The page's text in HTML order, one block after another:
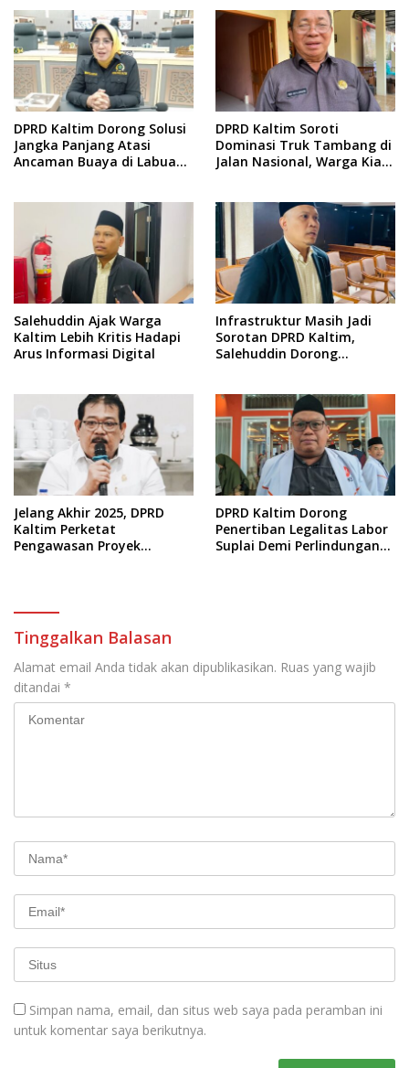
DPRD Kaltim Dorong Solusi
Jangka Panjang Atasi
Ancaman Buaya di Labuan
DPRD Kaltim Soroti
Dominasi Truk Tambang di
Jalan Nasional, Warga Kian
Salehuddin Ajak Warga
Kaltim Lebih Kritis Hadapi
Arus Informasi Digital
Infrastruktur Masih Jadi
Sorotan DPRD Kaltim,
Salehuddin Dorong
Jelang Akhir 2025, DPRD
Kaltim Perketat
Pengawasan Proyek
DPRD Kaltim Dorong
Penertiban Legalitas Labor
Suplai Demi Perlindungan
Tinggalkan Balasan
Alamat email Anda tidak akan dipublikasikan. Ruas yang wajib
ditandai *
Simpan nama, email, dan situs web saya pada peramban ini
untuk komentar saya berikutnya.